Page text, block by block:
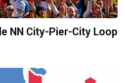
NN City-Pier-City Loop